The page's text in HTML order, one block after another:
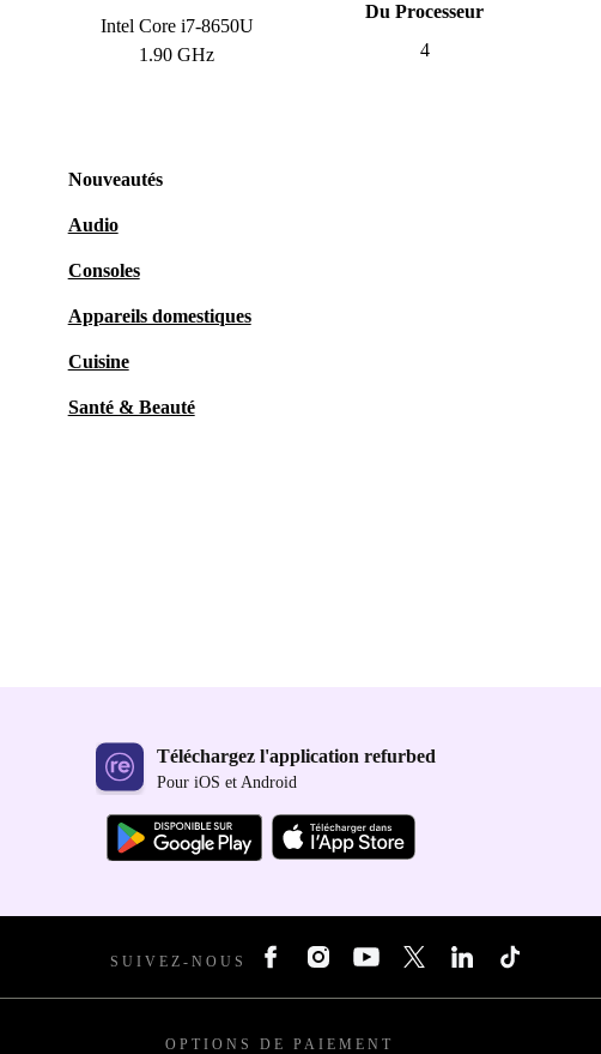
Intel Core i7-8650U
1.90 GHz
Du Processeur
4
Nouveautés
Audio
Consoles
Appareils domestiques
Cuisine
Santé & Beauté
Téléchargez l'application refurbed
Pour iOS et Android
SUIVEZ-NOUS
OPTIONS DE PAIEMENT